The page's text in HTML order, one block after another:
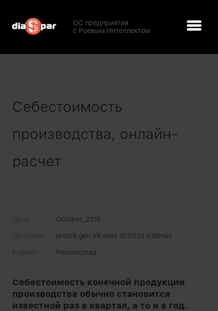
ОС предприятия
с Роевым Интеллектом
Себестоимость
производства, онлайн-
расчет
Дата: October, 2015
Прототип: proto$ gen VIII mod 4E9329 (Ultima)
Клиент: Росшоколад
Себестоимость конечной продукции
производства обычно становится
известной раз в квартал, а то и в год.